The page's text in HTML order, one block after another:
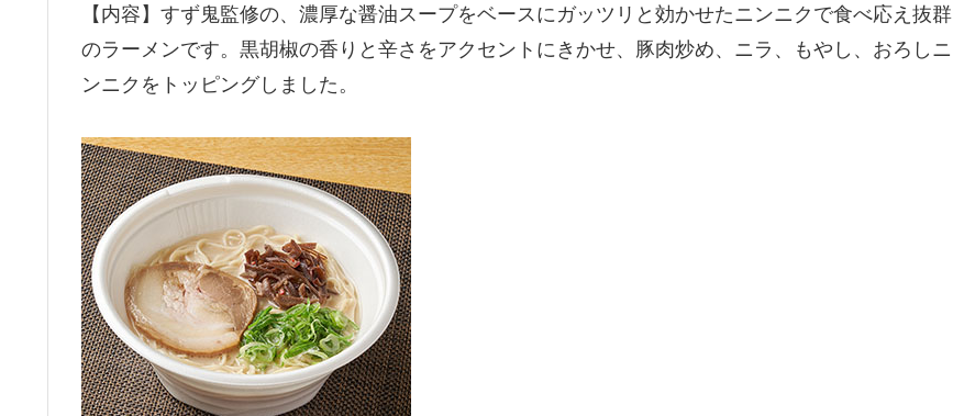
【内容】すず鬼監修の、濃厚な醤油スープをベースにガッツリと効かせたニンニクで食べ応え抜群
のラーメンです。黒胡椒の香りと辛さをアクセントにきかせ、豚肉炒め、ニラ、もやし、おろしニ
ンニクをトッピングしました。